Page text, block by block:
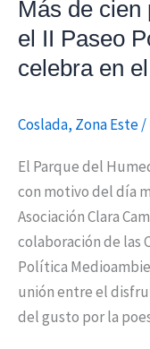
Más de cien
el II Paseo
celebra en
Coslada, Zona Este/
El Parque del
con motivo del día
Asociación Clara
colaboración de las
Política
unión entre el
del gusto por la
Paseo
Poético,
que
año
celebra
en
el
Parque
del
Humedal